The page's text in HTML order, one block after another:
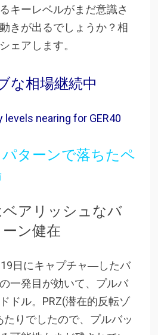
キーレベルがまだ意識さ
きが出るでしょうか？相
ェアします。
な相場継続中
levels nearing for GER40
ターンで落ちたペ
アリッシュなバ
ン健在
日にキャプチャ―したバ
一発目が効いて、プルバ
ドル。PRZ(潜在的反転ゾ
りでしたので、プルバッ